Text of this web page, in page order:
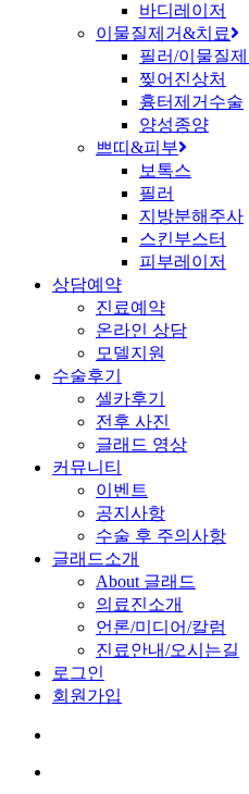
바디레이저
이물질제거&치료
필러/이물질제
찢어진상처
흉터제거수술
양성종양
쁘띠&피부
보톡스
필러
지방분해주사
스킨부스터
피부레이저
상담예약
진료예약
온라인 상담
모델지원
수술후기
셀카후기
전후 사진
글래드 영상
커뮤니티
이벤트
공지사항
수술 후 주의사항
글래드소개
About 글래드
의료진소개
언론/미디어/칼럼
진료안내/오시는길
로그인
회원가입